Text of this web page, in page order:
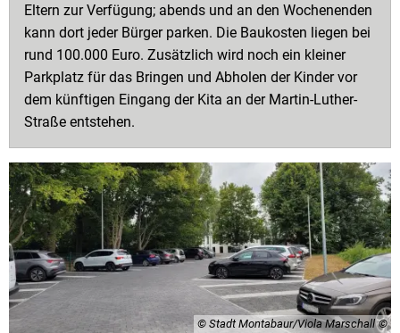
Eltern zur Verfügung; abends und an den Wochenenden
kann dort jeder Bürger parken. Die Baukosten liegen bei
rund 100.000 Euro. Zusätzlich wird noch ein kleiner
Parkplatz für das Bringen und Abholen der Kinder vor
dem künftigen Eingang der Kita an der Martin-Luther-
Straße entstehen.
© Stadt Montabaur/Viola Marschall